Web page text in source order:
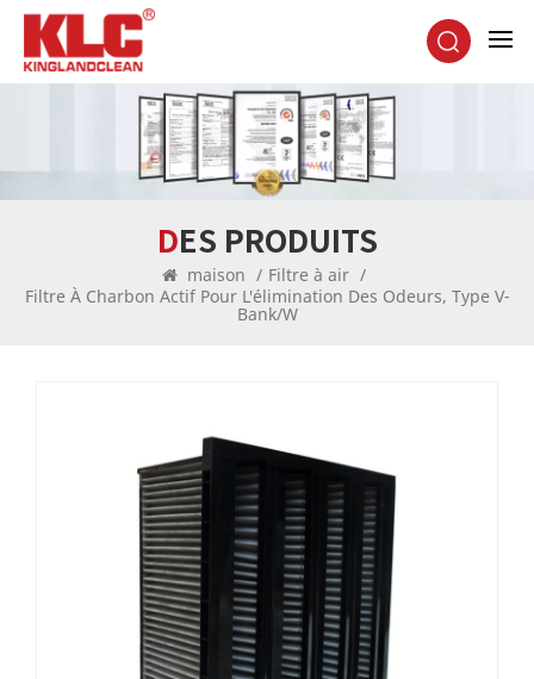
DES PRODUITS
maison / Filtre à air /
Filtre À Charbon Actif Pour L'élimination Des Odeurs, Type V-
Bank/W